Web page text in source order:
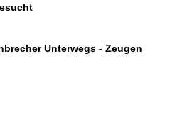
Unterwegs - Zeugen